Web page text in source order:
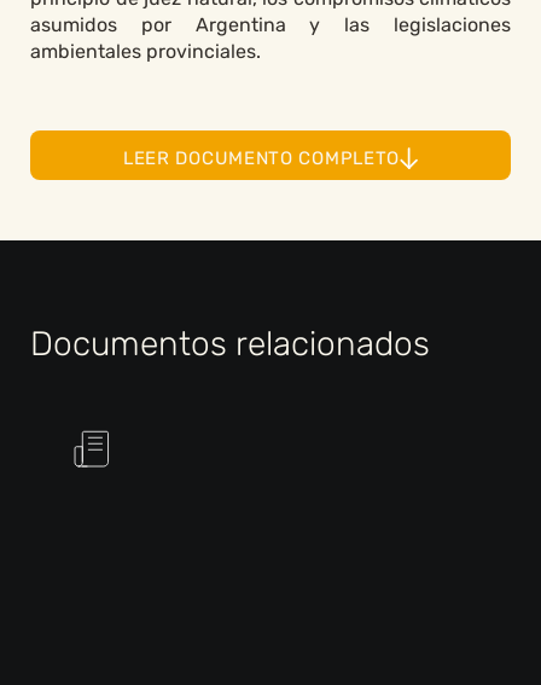
asumidos por Argentina y las legislaciones
ambientales provinciales.
LEER DOCUMENTO COMPLETO
Documentos relacionados